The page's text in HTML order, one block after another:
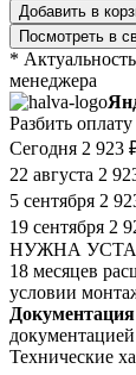
Добавить в
Посмотреть в
*
менеджера
Разбить
Сегодня 2 923
22 августа 2
5 сентября 2
19 сентября 2
НУЖНА
18 месяцев
условии
Документация
документацией
Технические